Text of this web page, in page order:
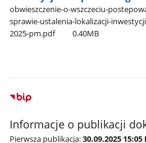
obwieszczenie-o-wszczeciu-
sprawie-ustalenia-lokalizacji-
2025-pm.pdf
0.40MB
Informacje o publikacji
Pierwsza publikacja:30.09.2025